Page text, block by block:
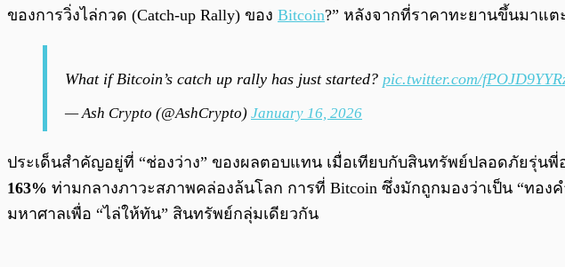
ของการวิ่งไล่กวด (Catch-up Rally) ของ Bitcoin?” หลังจากที่ราคาทะยานขึ้นมาแต
What if Bitcoin’s catch up rally has just started? pic.twitter.com/
— Ash Crypto (@AshCrypto) January 16, 2026
ประเด็นสำคัญอยู่ที่ “ช่องว่าง” ของผลตอบแทน เมื่อเทียบกับสินทรัพย์ปลอดภัยรุ่นพี่
163% ท่ามกลางภาวะสภาพคล่องล้นโลก การที่ Bitcoin ซึ่งมักถูกมองว่าเป็น “ทอ
มหาศาลเพื่อ “ไล่ให้ทัน” สินทรัพย์กลุ่มเดียวกัน